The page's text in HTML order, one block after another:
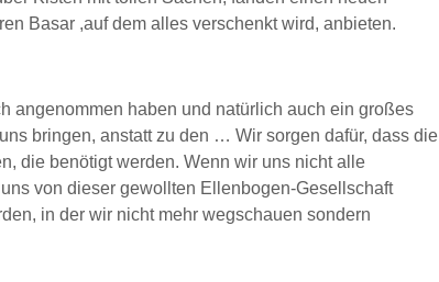
Basar ,auf dem alles verschenkt wird, anbieten.
angenommen haben und natürlich auch ein großes
bringen, anstatt zu den … Wir sorgen dafür, dass die
die benötigt werden. Wenn wir uns nicht alle
von dieser gewollten Ellenbogen-Gesellschaft
in der wir nicht mehr wegschauen sondern